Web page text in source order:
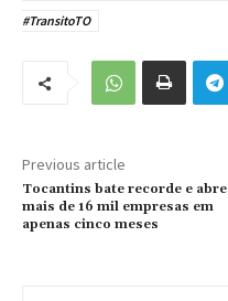
#TransitoTO
Previous article
Tocantins bate recorde e abre
mais de 16 mil empresas em
apenas cinco meses